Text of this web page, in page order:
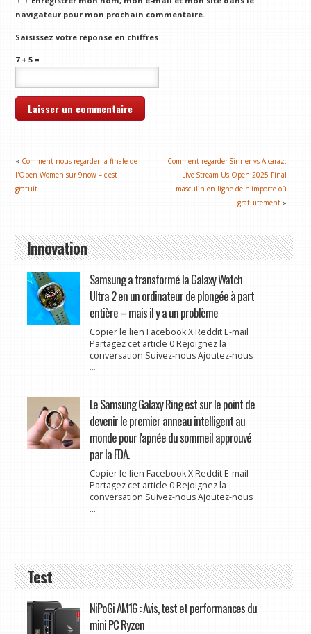
navigateur pour mon prochain commentaire.
Saisissez votre réponse en chiffres
7 + 5 =
« Comment nous regarder la finale de
l'Open Women sur 9now – c'est
gratuit
Comment regarder Sinner vs Alcaraz:
Live Stream Us Open 2025 Final
masculin en ligne de n'importe où
gratuitement »
Innovation
Samsung a transformé la Galaxy Watch
Ultra 2 en un ordinateur de plongée à part
entière – mais il y a un problème
Copier le lien Facebook X Reddit E-mail
Partagez cet article 0 Rejoignez la
conversation Suivez-nous Ajoutez-nous
...
Le Samsung Galaxy Ring est sur le point de
devenir le premier anneau intelligent au
monde pour l'apnée du sommeil approuvé
par la FDA.
Copier le lien Facebook X Reddit E-mail
Partagez cet article 0 Rejoignez la
conversation Suivez-nous Ajoutez-nous
...
Test
NiPoGi AM16 : Avis, test et performances du
mini PC Ryzen